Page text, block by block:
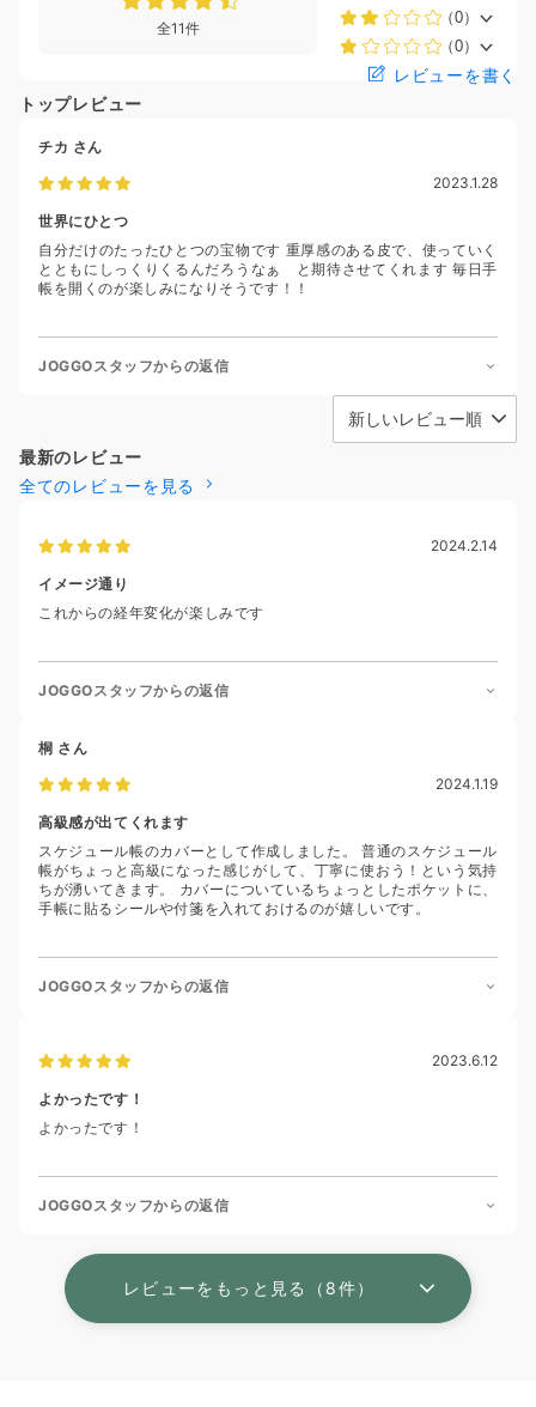
全11件
（0）
（0）
レビューを書く
トップレビュー
チカ さん
2023.1.28
世界にひとつ
自分だけのたったひとつの宝物です 重厚感のある皮で、使っていく
とともにしっくりくるんだろうなぁ と期待させてくれます 毎日手
帳を開くのが楽しみになりそうです！！
JOGGOスタッフからの返信
最新のレビュー
全てのレビューを見る
2024.2.14
イメージ通り
これからの経年変化が楽しみです
JOGGOスタッフからの返信
桐 さん
2024.1.19
高級感が出てくれます
スケジュール帳のカバーとして作成しました。 普通のスケジュール
帳がちょっと高級になった感じがして、丁寧に使おう！という気持
ちが湧いてきます。 カバーについているちょっとしたポケットに、
手帳に貼るシールや付箋を入れておけるのが嬉しいです。
JOGGOスタッフからの返信
2023.6.12
よかったです！
よかったです！
JOGGOスタッフからの返信
レビューをもっと見る（8件）